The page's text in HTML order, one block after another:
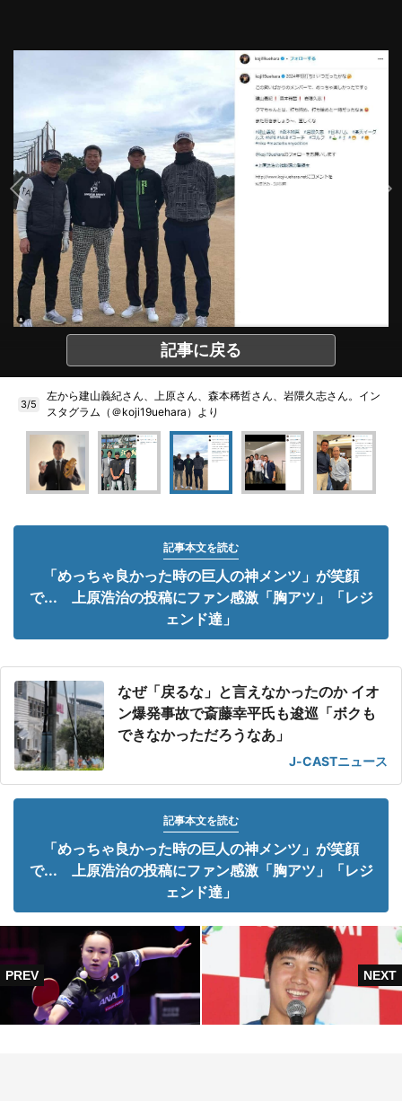
記事に戻る
3/5
左から建山義紀さん、上原さん、森本稀哲さん、岩隈久志さん。イン
スタグラム（＠koji19uehara）より
記事本文を読む
「めっちゃ良かった時の巨人の神メンツ」が笑顔
で... 上原浩治の投稿にファン感激「胸アツ」「レジ
ェンド達」
なぜ「戻るな」と言えなかったのか イオ
ン爆発事故で斎藤幸平氏も逡巡「ボクも
できなかっただろうなあ」
J-CASTニュース
記事本文を読む
「めっちゃ良かった時の巨人の神メンツ」が笑顔
で... 上原浩治の投稿にファン感激「胸アツ」「レジ
ェンド達」